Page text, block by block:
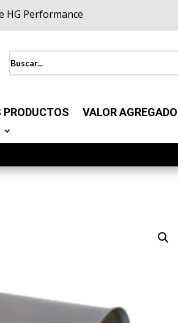
HG Performance
VALOR AGREGADO